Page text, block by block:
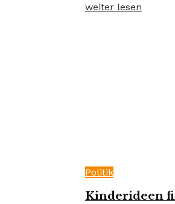
weiter lesen
Politik
Kinderideen